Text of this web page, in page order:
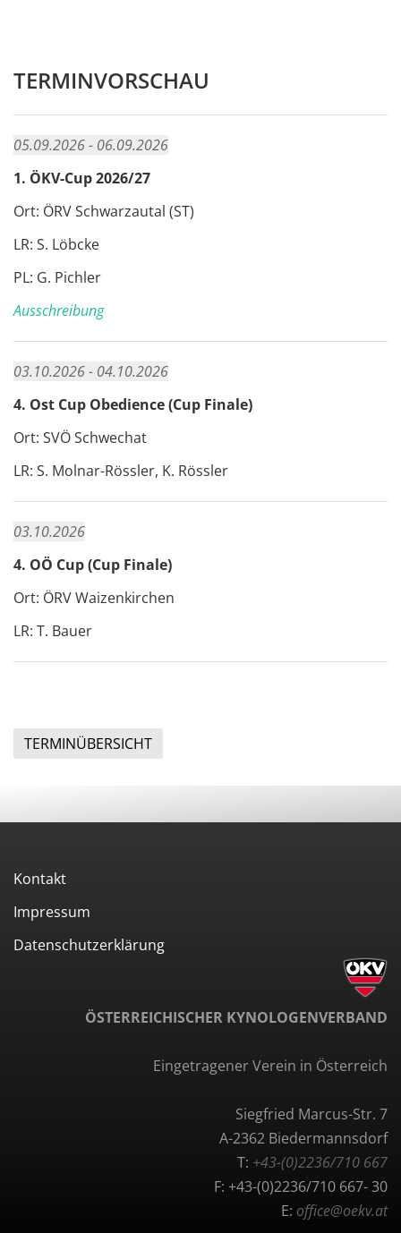
TERMINVORSCHAU
05.09.2026 - 06.09.2026
1. ÖKV-Cup 2026/27
Ort: ÖRV Schwarzautal (ST)
LR: S. Löbcke
PL: G. Pichler
Ausschreibung
03.10.2026 - 04.10.2026
4. Ost Cup Obedience (Cup Finale)
Ort: SVÖ Schwechat
LR: S. Molnar-Rössler, K. Rössler
03.10.2026
4. OÖ Cup (Cup Finale)
Ort: ÖRV Waizenkirchen
LR: T. Bauer
TERMINÜBERSICHT
Kontakt
Impressum
Datenschutzerklärung
ÖSTERREICHISCHER KYNOLOGENVERBAND
Eingetragener Verein in Österreich
Siegfried Marcus-Str. 7
A-2362 Biedermannsdorf
T: +43-(0)2236/710 667
F: +43-(0)2236/710 667- 30
E: office@oekv.at